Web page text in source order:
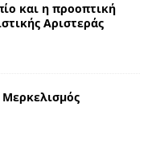
και η προοπτική
Αριστεράς